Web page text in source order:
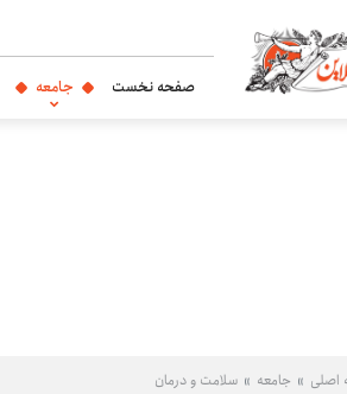
صفحه نخست جامعه
اصلی جامعه سلامت و درمان